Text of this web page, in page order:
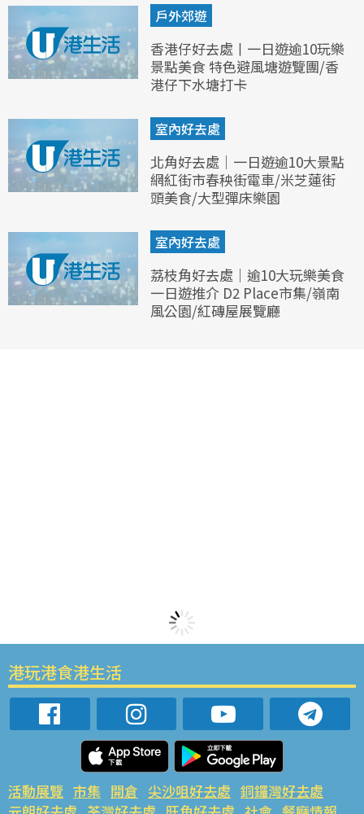
戶外郊遊
香港仔好去處丨一日遊逾10玩樂
景點美食 特色避風塘遊覽團/香
港仔下水塘打卡
室內好去處
北角好去處｜一日遊逾10大景點
網紅街市春秧街電車/米芝蓮街
頭美食/大型彈床樂園
室內好去處
荔枝角好去處｜逾10大玩樂美食
一日遊推介 D2 Place市集/嶺南
風公園/紅磚屋展覽廳
港玩港食港生活
活動展覽 市集 開倉 尖沙咀好去處 銅鑼灣好去處